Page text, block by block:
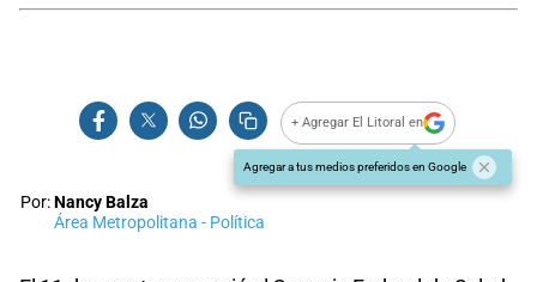
+ Agregar El Litoral en
Agregar a tus medios preferidos en Google
Por:Nancy Balza
Área Metropolitana - Política